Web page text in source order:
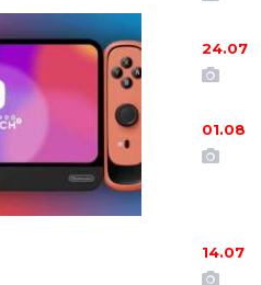
24.07
01.08
14.07